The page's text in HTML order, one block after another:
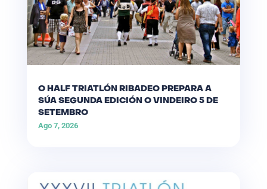
O HALF TRIATLÓN RIBADEO PREPARA A
SÚA SEGUNDA EDICIÓN O VINDEIRO 5 DE
SETEMBRO
Ago 7, 2026